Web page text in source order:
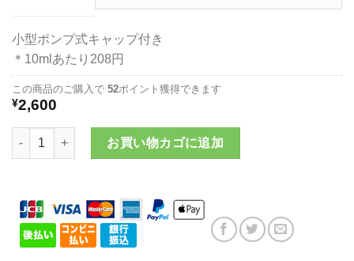
小型ポンプ式キャップ付き
＊10mlあたり208円
この商品のご購入で 52ポイント獲得できます
¥2,600
キュアスホホバオイル《ナチュラル抗菌タイプ》個
お買い物カゴに追加